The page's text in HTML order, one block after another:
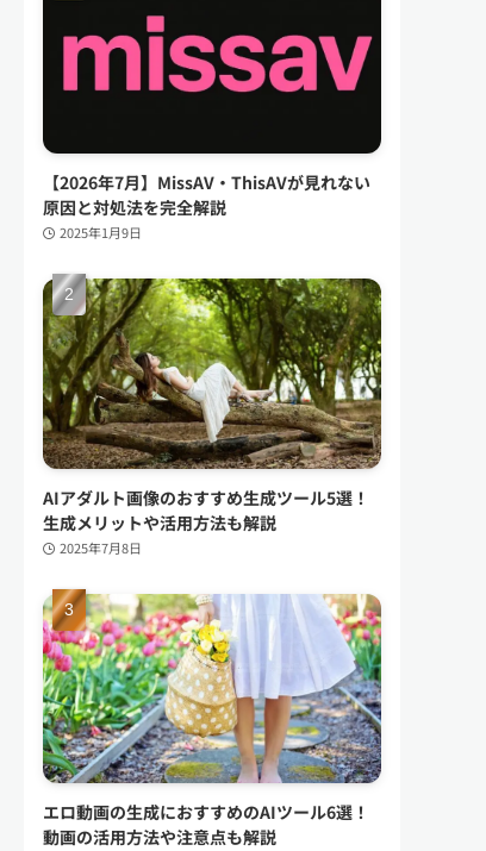
【2026年7月】MissAV・ThisAVが見れない
原因と対処法を完全解説
2025年1月9日
AIアダルト画像のおすすめ生成ツール5選！
生成メリットや活用方法も解説
2025年7月8日
エロ動画の生成におすすめのAIツール6選！
動画の活用方法や注意点も解説